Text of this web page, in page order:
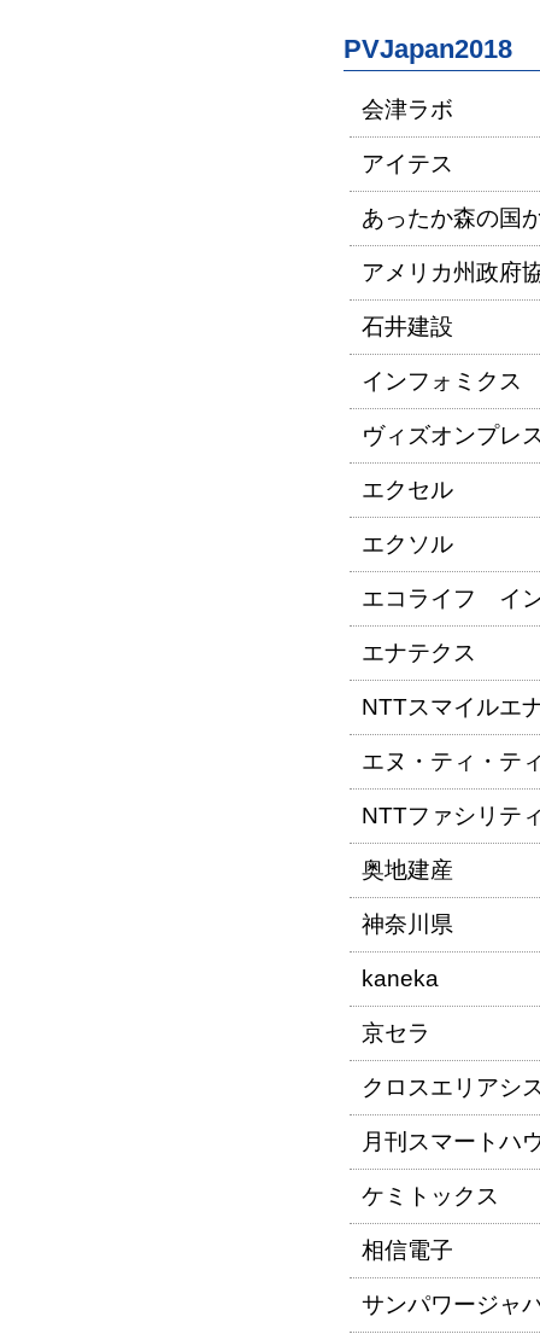
PVJapan2018
会津ラボ
アイテス
あったか森の国
アメリカ州政府
石井建設
インフォミクス
ヴィズオンプレ
エクセル
エクソル
エコライフ イ
エナテクス
NTTスマイルエ
エヌ・ティ・テ
NTTファシリテ
奥地建産
神奈川県
kaneka
京セラ
クロスエリアシ
月刊スマートハ
ケミトックス
相信電子
サンパワージャ